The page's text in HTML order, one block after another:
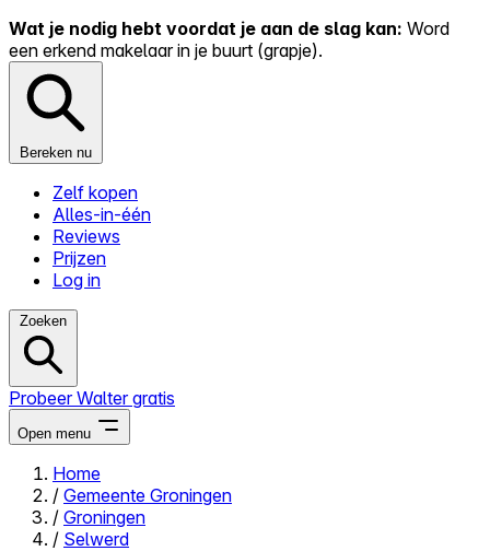
Wat je nodig hebt voordat je aan de slag kan: Word
een erkend makelaar in je buurt (grapje).
Bereken nu
Zelf kopen
Alles-in-één
Reviews
Prijzen
Log in
Zoeken
Probeer Walter gratis
Open menu
Close menu
Home
/ Gemeente Groningen
/ Groningen
/ Selwerd